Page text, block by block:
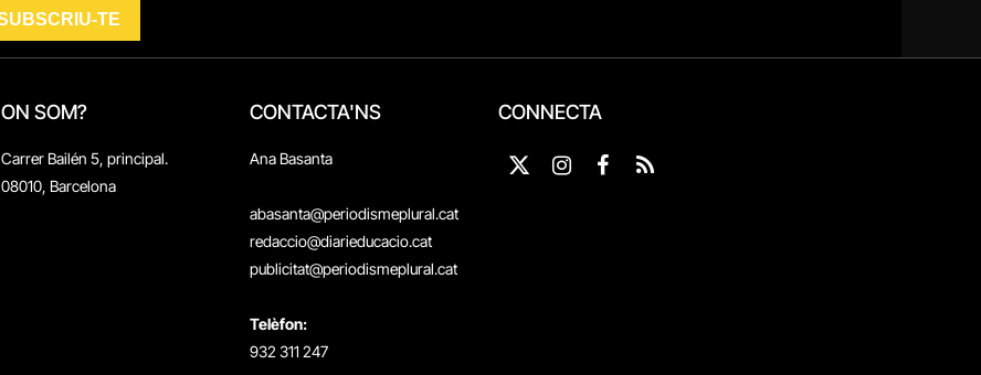
ON SOM?
Carrer Bailén 5, principal.
08010, Barcelona
CONTACTA'NS
Ana Basanta
abasanta@periodismeplural.cat
redaccio@diarieducacio.cat
publicitat@periodismeplural.cat
Telèfon:
932 311 247
CONNECTA
X
InstagramFacebook
RSS